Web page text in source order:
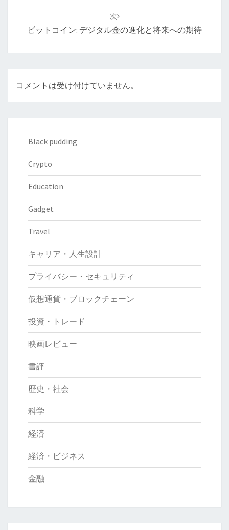
次
ビットコイン: デジタル金の進化と将来への期待
コメントは受け付けていません。
Black pudding
Crypto
Education
Gadget
Travel
キャリア・人生設計
プライバシー・セキュリティ
仮想通貨・ブロックチェーン
投資・トレード
映画レビュー
書評
歴史・社会
科学
経済
経済・ビジネス
金融